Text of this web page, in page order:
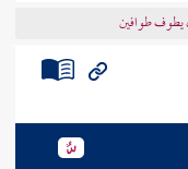
يطوف طوافين